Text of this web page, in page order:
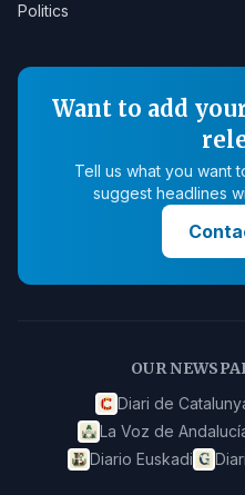
Politics
Want to add
Tell us what you want
suggest headlines
OUR
Diari de
La Voz de
Diario Euskadi